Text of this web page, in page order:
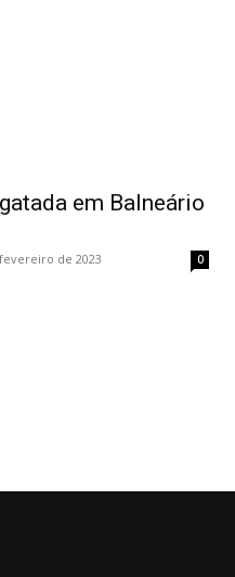
em Balneário
de 2023 0